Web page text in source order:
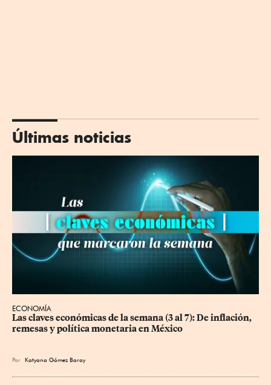
Últimas noticias
ECONOMÍA
Las claves económicas de la semana (3 al 7): De inflación,
remesas y política monetaria en México
Por Katyana Gómez Baray